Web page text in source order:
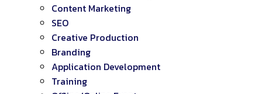
Content Marketing
SEO
Creative Production
Branding
Application Development
Training